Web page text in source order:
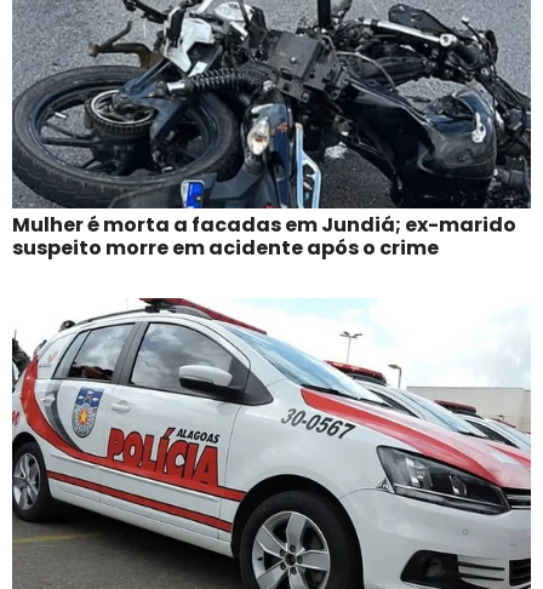
Mulher é morta a facadas em Jundiá; ex-marido
suspeito morre em acidente após o crime